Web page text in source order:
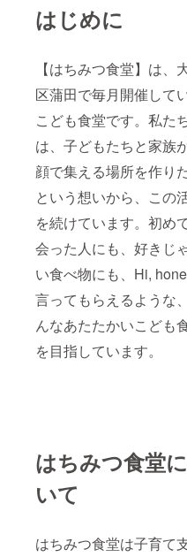
はじめに
【はちみつ食堂】は、
区蒲田で毎月開催して
こども食堂です。私た
は、子どもたちと家族
顔で集える場所を作り
という想いから、この
を続けています。初め
会った人にも、好きじ
い食べ物にも、Hi,
言ってもらえるような
んなあたたかいこども
を目指しています。
はちみつ食堂
いて
はちみつ食堂は子育て